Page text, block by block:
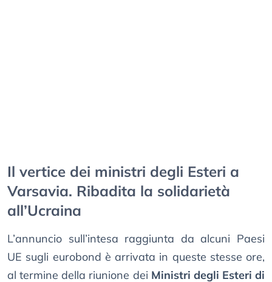
Il vertice dei ministri degli Esteri a
Varsavia. Ribadita la solidarietà
all’Ucraina
L’annuncio sull’intesa raggiunta da alcuni Paesi
UE sugli eurobond è arrivata in queste stesse ore,
al termine della riunione dei Ministri degli Esteri di